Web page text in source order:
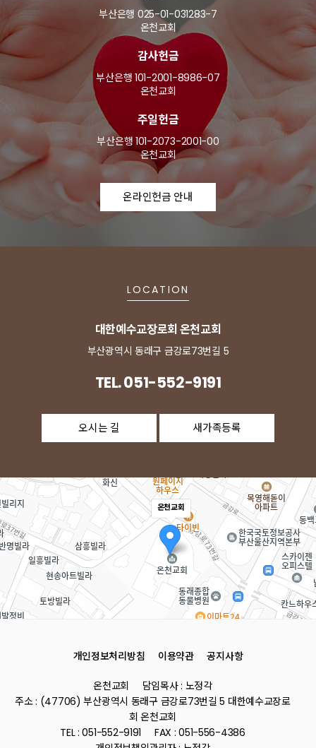
부산은행 025-01-031283-7
온천교회
감사헌금
부산은행 101-2001-8986-07
온천교회
주일헌금
부산은행 101-2073-2001-00
온천교회
온라인헌금 안내
LOCATION
대한예수교장로회 온천교회
부산광역시 동래구 금강로73번길 5
TEL. 051-552-9191
오시는 길 새가족등록
온천교회
로드뷰
부산 동래구 금강로73번길 5
전화
051-552-9191
개인정보처리방침 이용약관 공지사항
온천교회
담임목사 : 노정각
주소 : (47706) 부산광역시 동래구 금강로73번길 5 대한예수교장로
회 온천교회
TEL : 051-552-9191
FAX : 051-556-4386